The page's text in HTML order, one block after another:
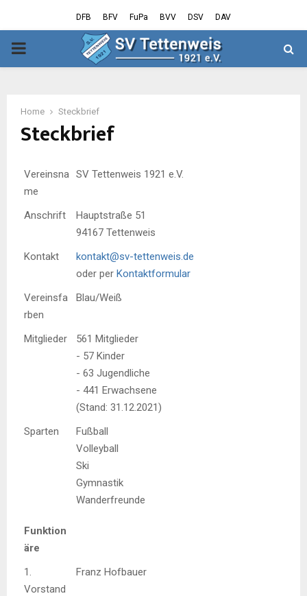
DFB BFV FuPa BVV DSV DAV
PRIMARY
Home Steckbrief
Steckbrief
Vereinsna
me
SV Tettenweis 1921 e.V.
Anschrift
Hauptstraße 51
94167 Tettenweis
Kontakt
kontakt@sv-tettenweis.de
oder per Kontaktformular
Vereinsfa
rben
Blau/Weiß
Mitglieder
561 Mitglieder
- 57 Kinder
- 63 Jugendliche
- 441 Erwachsene
(Stand: 31.12.2021)
Sparten
Fußball
Volleyball
Ski
Gymnastik
Wanderfreunde
Funktion
äre
1.
Vorstand
Franz Hofbauer